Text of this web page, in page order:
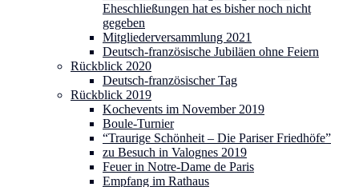
Eheschließungen hat es bisher noch nicht
gegeben
Mitgliederversammlung 2021
Deutsch-französische Jubiläen ohne Feiern
Rückblick 2020
Deutsch-französischer Tag
Rückblick 2019
Kochevents im November 2019
Boule-Turnier
“Traurige Schönheit – Die Pariser Friedhöfe”
zu Besuch in Valognes 2019
Feuer in Notre-Dame de Paris
Empfang im Rathaus